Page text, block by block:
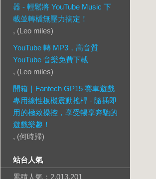
器 - 輕鬆將 YouTube Music 下
載並轉檔無壓力搞定！
, (Leo miles)
YouTube 轉 MP3，高音質
YouTube 音樂免費下載
, (Leo miles)
開箱｜Fantech GP15 賽車遊戲
專用線性板機震動搖桿 - 隨插即
用的極致操控，享受暢享奔馳的
遊戲樂趣！
, (何時歸)
站台人氣
累積人氣： 2,013,201